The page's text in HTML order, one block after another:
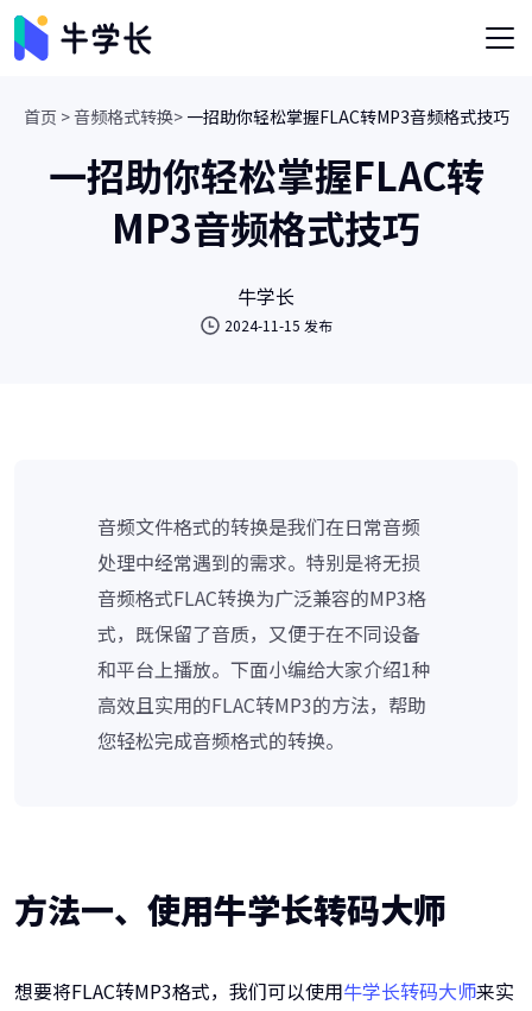
首页 >音频格式转换> 一招助你轻松掌握FLAC转MP3音频格式技巧
一招助你轻松掌握FLAC转
MP3音频格式技巧
牛学长
2024-11-15 发布
音频文件格式的转换是我们在日常音频
处理中经常遇到的需求。特别是将无损
音频格式FLAC转换为广泛兼容的MP3格
式，既保留了音质，又便于在不同设备
和平台上播放。下面小编给大家介绍1种
高效且实用的FLAC转MP3的方法，帮助
您轻松完成音频格式的转换。
方法一、 使用牛学长转码大师
想要将FLAC转MP3格式，我们可以使用牛学长转码大师来实